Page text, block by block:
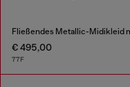
€ 495,00
77F